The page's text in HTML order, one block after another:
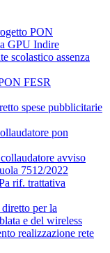
PON
GPU Indire
scolastico assenza
FESR
spese pubblicitarie
pon
avviso
7512/2022
rif. trattativa
per la
e del wireless
realizzazione rete